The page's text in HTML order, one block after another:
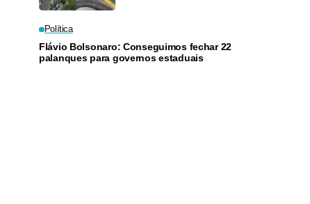
Política
Flávio Bolsonaro: Conseguimos fechar 22
palanques para governos estaduais